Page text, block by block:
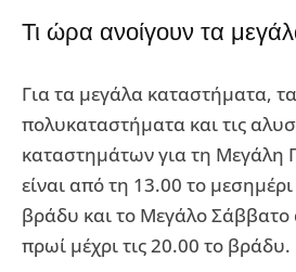
Τι ώρα ανοίγουν τα
Για τα μεγάλα καταστήματα, τα
πολυκαταστήματα και τις
καταστημάτων για τη Μεγάλη
είναι από τη 13.00 το μεσημέρι
βράδυ και το Μεγάλο Σάββατο
πρωί μέχρι τις 20.00 το βράδυ.